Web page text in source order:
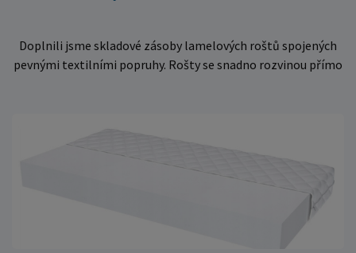
Doplnili jsme skladové zásoby lamelových roštů spojených
pevnými textilními popruhy. Rošty se snadno rozvinou přímo
množství kusů, proto můžeme objednávky rychle expedovat.
Vyberte si vhodný rozměr a dopřejte své matraci kvalitní
podklad za výhodnou cenu.